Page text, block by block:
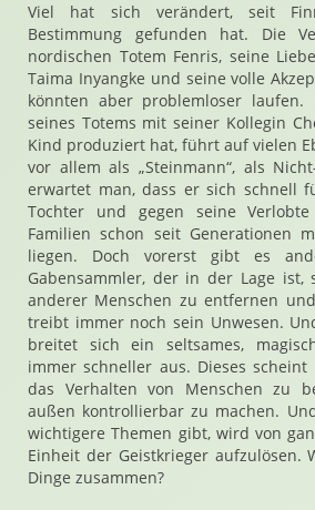
Viel hat sich verändert, seit
Bestimmung gefunden hat. Die
nordischen Totem Fenris, seine
Taima Inyangke und seine volle
könnten aber problemloser
seines Totems mit seiner Kollegin
Kind produziert hat, führt auf vielen
vor allem als „Steinmann“, als
erwartet man, dass er sich schnell
Tochter und gegen seine
Familien schon seit Generationen
liegen. Doch vorerst gibt es
Gabensammler, der in der Lage ist,
anderer Menschen zu entfernen
treibt immer noch sein Unwesen.
breitet sich ein seltsames,
immer schneller aus. Dieses
das Verhalten von Menschen zu
außen kontrollierbar zu machen.
wichtigere Themen gibt, wird von
Einheit der Geistkrieger aufzulösen.
Dinge zusammen?